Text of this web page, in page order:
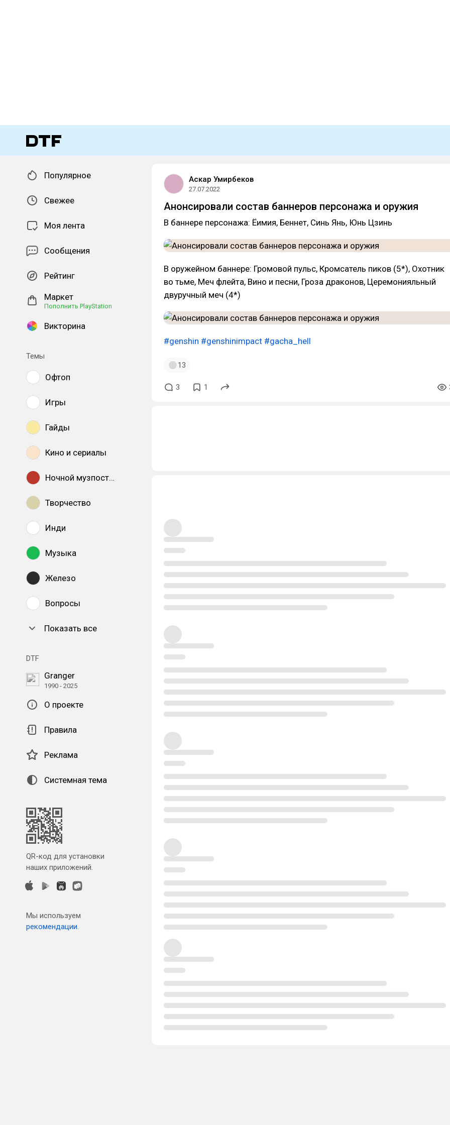
Популярное
Свежее
Моя лента
Сообщения
Рейтинг
Маркет
Пополнить PlayStation
Викторина
Темы
Офтоп
Игры
Гайды
Кино и сериалы
Ночной музпостинг
Творчество
Инди
Музыка
Железо
Вопросы
Показать все
DTF
Granger
1990 - 2025
О проекте
Правила
Реклама
Системная тема
QR-код для установки
наших приложений.
Мы используем
рекомендации.
Аскар Умирбеков
27.07.2022
Анонсировали состав баннеров персонажа и оружия
В баннере персонажа: Ёимия, Беннет, Синь Янь, Юнь Цзинь
В оружейном баннере: Громовой пульс, Кромсатель пиков (5*), Охотник
во тьме, Меч флейта, Вино и песни, Гроза драконов, Церемонияльный
двуручный меч (4*)
#genshin #genshinimpact #gacha_hell
13
3 1